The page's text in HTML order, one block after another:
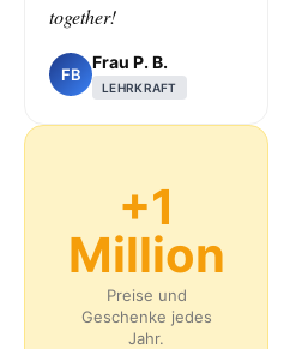
together!
FB
Frau P. B.
LEHRKRAFT
+1
Million
Preise und
Geschenke jedes
Jahr.